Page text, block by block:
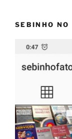
SEBINHO NO